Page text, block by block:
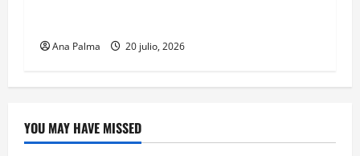
Ana Palma 20 julio, 2026
YOU MAY HAVE MISSED